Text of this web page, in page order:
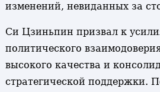
изменений, невиданных за
Си Цзиньпин призвал к
политического
высокого качества и
стратегической поддержки.